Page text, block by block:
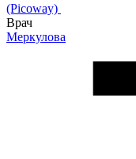
(Picoway)
Врач
Меркулова